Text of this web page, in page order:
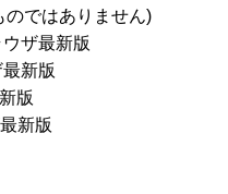
ではありません)
ザ最新版
新版
版
新版